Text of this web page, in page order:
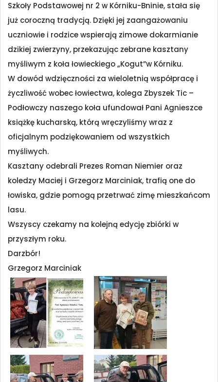
Szkoły Podstawowej nr 2 w Kórniku-Bninie, stała się
już coroczną tradycją. Dzięki jej zaangażowaniu
uczniowie i rodzice wspierają zimowe dokarmianie
dzikiej zwierzyny, przekazując zebrane kasztany
myśliwym z koła łowieckiego „Kogut”w Kórniku.
W dowód wdzięczności za wieloletnią współpracę i
życzliwość wobec łowiectwa, kolega Zbyszek Tic –
Podłowczy naszego koła ufundował Pani Agnieszce
książkę kucharską, którą wręczyliśmy wraz z
oficjalnym podziękowaniem od wszystkich
myśliwych.
Kasztany odebrali Prezes Roman Niemier oraz
koledzy Maciej i Grzegorz Marciniak, trafią one do
łowiska, gdzie pomogą przetrwać zimę mieszkańcom
lasu.
Wszyscy czekamy na kolejną edycję zbiórki w
przyszłym roku.
Darzbór!
Grzegorz Marciniak